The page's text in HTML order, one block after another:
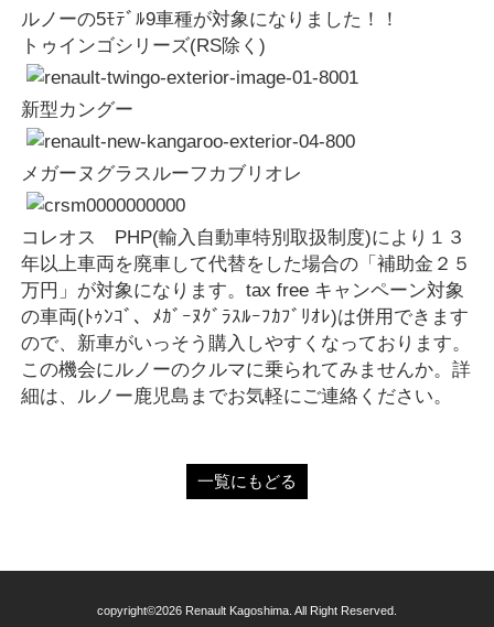
ルノーの5ﾓﾃﾞﾙ9車種が対象になりました！！
トゥインゴシリーズ(RS除く)
新型カングー
メガーヌグラスルーフカブリオレ
コレオス PHP(輸入自動車特別取扱制度)により１３
年以上車両を廃車して代替をした場合の「補助金２５
万円」が対象になります。tax free キャンペーン対象
の車両(ﾄｩﾝｺﾞ、ﾒｶﾞｰﾇｸﾞﾗｽﾙｰﾌｶﾌﾞﾘｵﾚ)は併用できます
ので、新車がいっそう購入しやすくなっております。
この機会にルノーのクルマに乗られてみませんか。詳
細は、ルノー鹿児島までお気軽にご連絡ください。
一覧にもどる
copyright©2026 Renault Kagoshima. All Right Reserved.